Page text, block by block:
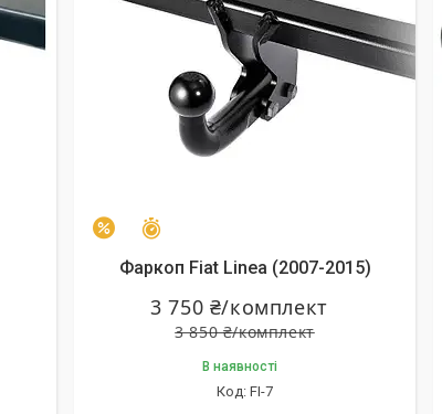
–3%
Фаркоп Fiat Linea (2007-2015)
3 850 ₴/комплект
3 750 ₴/комплект
В наявності
FI-7